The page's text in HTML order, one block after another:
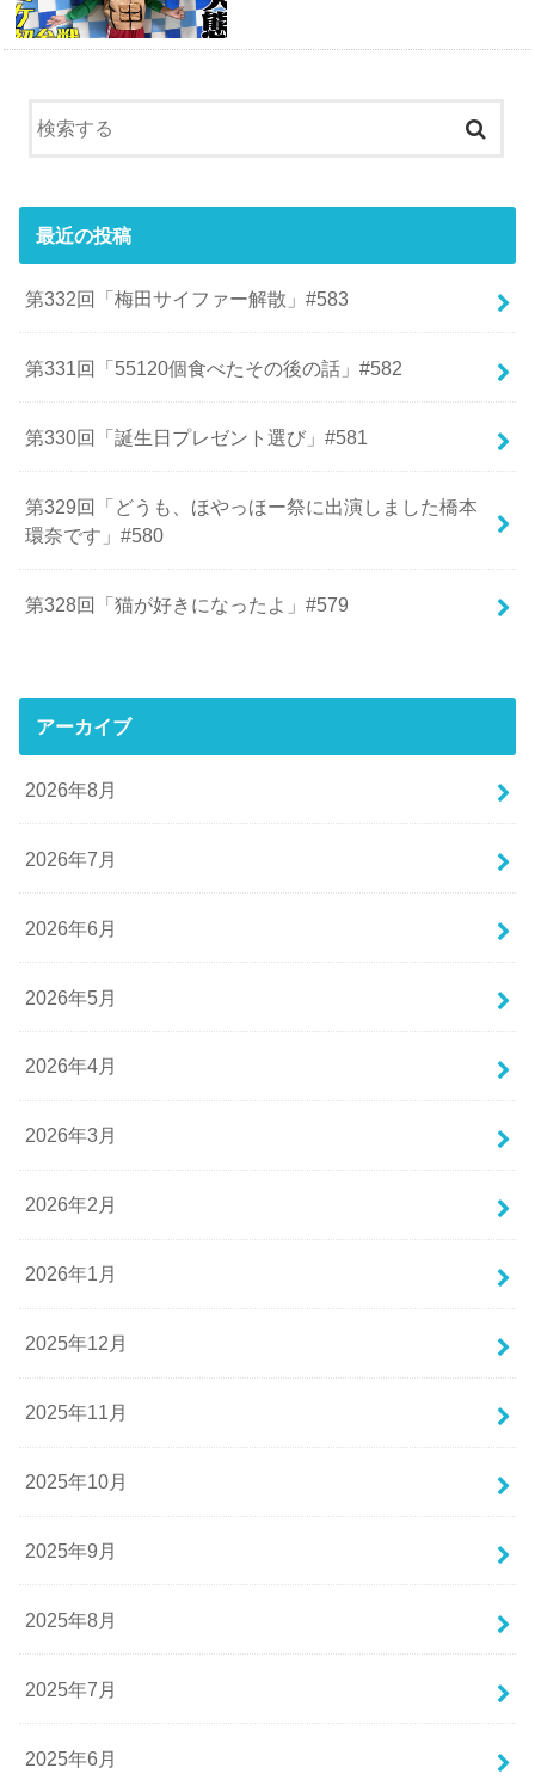
最近の投稿
第332回「梅田サイファー解散」#583
第331回「55120個食べたその後の話」#582
第330回「誕生日プレゼント選び」#581
第329回「どうも、ほやっほー祭に出演しました橋本
環奈です」#580
第328回「猫が好きになったよ」#579
アーカイブ
2026年8月
2026年7月
2026年6月
2026年5月
2026年4月
2026年3月
2026年2月
2026年1月
2025年12月
2025年11月
2025年10月
2025年9月
2025年8月
2025年7月
2025年6月